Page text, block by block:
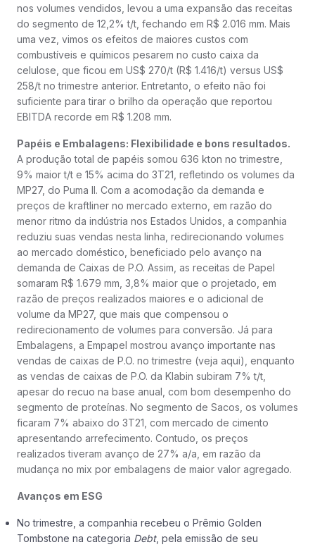
nos volumes vendidos, levou a uma expansão das receitas
do segmento de 12,2% t/t, fechando em R$ 2.016 mm. Mais
uma vez, vimos os efeitos de maiores custos com
combustíveis e químicos pesarem no custo caixa da
celulose, que ficou em US$ 270/t (R$ 1.416/t) versus US$
258/t no trimestre anterior. Entretanto, o efeito não foi
suficiente para tirar o brilho da operação que reportou
EBITDA recorde em R$ 1.208 mm.
Papéis e Embalagens: Flexibilidade e bons resultados.
A produção total de papéis somou 636 kton no trimestre,
9% maior t/t e 15% acima do 3T21, refletindo os volumes da
MP27, do Puma II. Com a acomodação da demanda e
preços de kraftliner no mercado externo, em razão do
menor ritmo da indústria nos Estados Unidos, a companhia
reduziu suas vendas nesta linha, redirecionando volumes
ao mercado doméstico, beneficiado pelo avanço na
demanda de Caixas de P.O. Assim, as receitas de Papel
somaram R$ 1.679 mm, 3,8% maior que o projetado, em
razão de preços realizados maiores e o adicional de
volume da MP27, que mais que compensou o
redirecionamento de volumes para conversão. Já para
Embalagens, a Empapel mostrou avanço importante nas
vendas de caixas de P.O. no trimestre (veja aqui), enquanto
as vendas de caixas de P.O. da Klabin subiram 7% t/t,
apesar do recuo na base anual, com bom desempenho do
segmento de proteínas. No segmento de Sacos, os volumes
ficaram 7% abaixo do 3T21, com mercado de cimento
apresentando arrefecimento. Contudo, os preços
realizados tiveram avanço de 27% a/a, em razão da
mudança no mix por embalagens de maior valor agregado.
Avanços em ESG
No trimestre, a companhia recebeu o Prêmio Golden
Tombstone na categoria Debt, pela emissão de seu